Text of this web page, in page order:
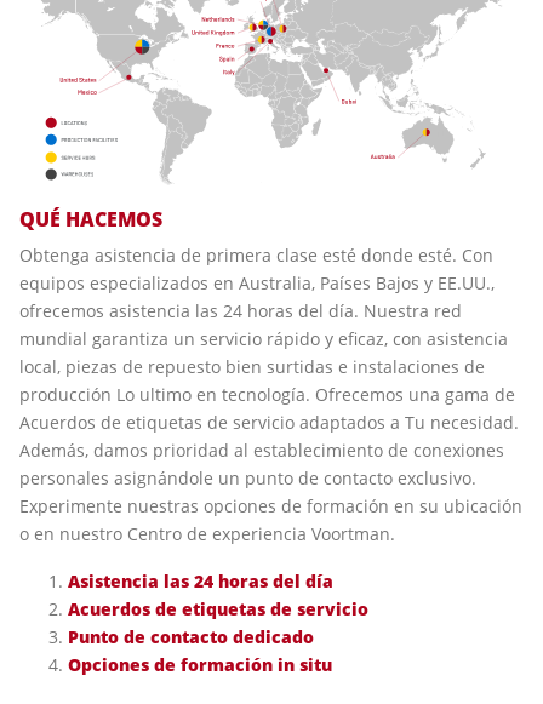
QUÉ HACEMOS
Obtenga asistencia de primera clase esté donde esté. Con
equipos especializados en Australia, Países Bajos y EE.UU.,
ofrecemos asistencia las 24 horas del día. Nuestra red
mundial garantiza un servicio rápido y eficaz, con asistencia
local, piezas de repuesto bien surtidas e instalaciones de
producción Lo ultimo en tecnología. Ofrecemos una gama de
Acuerdos de etiquetas de servicio adaptados a Tu necesidad.
Además, damos prioridad al establecimiento de conexiones
personales asignándole un punto de contacto exclusivo.
Experimente nuestras opciones de formación en su ubicación
o en nuestro Centro de experiencia Voortman.
Asistencia las 24 horas del día
Acuerdos de etiquetas de servicio
Punto de contacto dedicado
Opciones de formación in situ